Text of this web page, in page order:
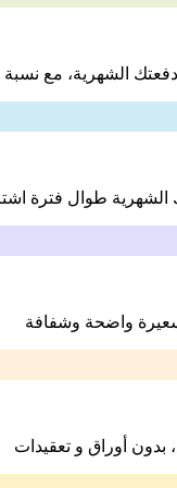
الشهرية، مع
الشهرية طوال فترة
واضحة وشفافة
بدون أوراق و تعقيدات